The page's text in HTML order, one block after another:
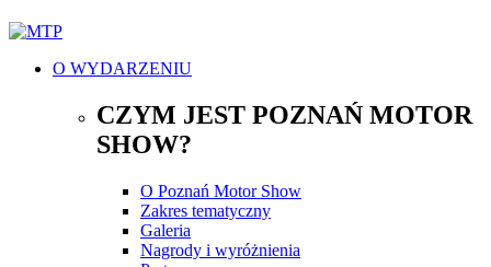
O WYDARZENIU
CZYM JEST POZNAŃ MOTOR
SHOW?
O Poznań Motor Show
Zakres tematyczny
Galeria
Nagrody i wyróżnienia